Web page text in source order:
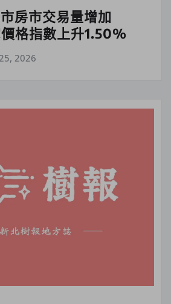
房市交易量增加
格指數上升1.50%
2026